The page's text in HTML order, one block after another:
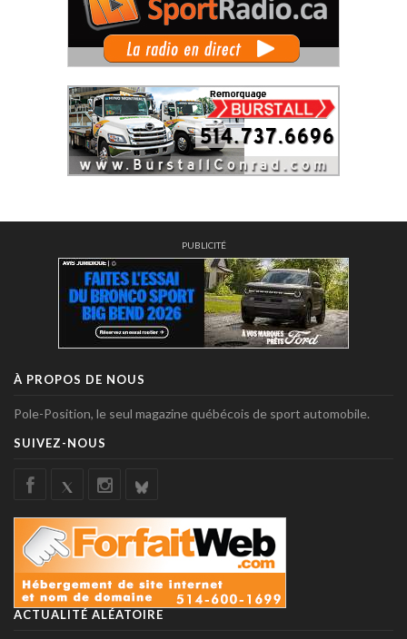
PUBLICITÉ
À PROPOS DE NOUS
Pole-Position, le seul magazine québécois de sport automobile.
SUIVEZ-NOUS
ACTUALITÉ ALÉATOIRE